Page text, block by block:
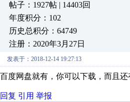
帖子：1927帖 | 14403回
年度积分：102
历史总积分：64749
注册：2020年3月27日
发表于：2018-12-14 19:27:13
百度网盘就有，你可以下载，而且
回复 引用 举报